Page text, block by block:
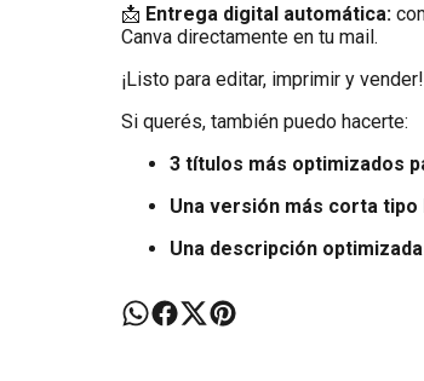
📩 Entrega digital automática:
Canva directamente en tu mail.
¡Listo para editar, imprimir y
Si querés, también puedo hacerte:
3 títulos más optimizados
Una versión más corta
Una descripción optimizada